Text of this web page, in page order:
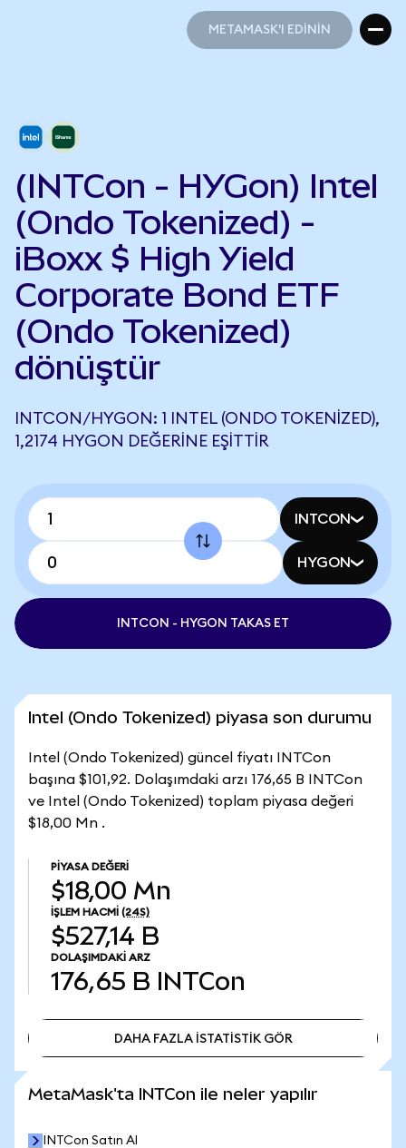
METAMASK'I EDİNİN
(INTCon - HYGon) Intel
(Ondo Tokenized) -
iBoxx $ High Yield
Corporate Bond ETF
(Ondo Tokenized)
dönüştür
INTCON/HYGON: 1 INTEL (ONDO TOKENIZED),
1,2174 HYGON DEĞERINE EŞITTIR
INTCON
HYGON
INTCON - HYGON TAKAS ET
Intel (Ondo Tokenized) piyasa son durumu
Intel (Ondo Tokenized) güncel fiyatı INTCon
başına $101,92. Dolaşımdaki arzı 176,65 B INTCon
ve Intel (Ondo Tokenized) toplam piyasa değeri
$18,00 Mn .
PIYASA DEĞERI
$18,00 Mn
İŞLEM HACMI (24S)
$527,14 B
DOLAŞIMDAKI ARZ
176,65 B INTCon
DAHA FAZLA İSTATİSTİK GÖR
MetaMask'ta INTCon ile neler yapılır
INTCon Satın Al